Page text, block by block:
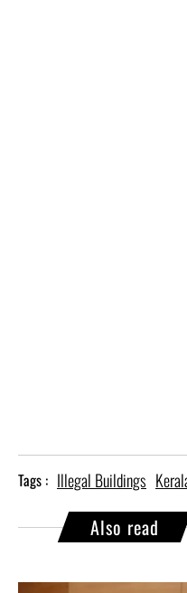
Tags : Illegal Buildings
Also read